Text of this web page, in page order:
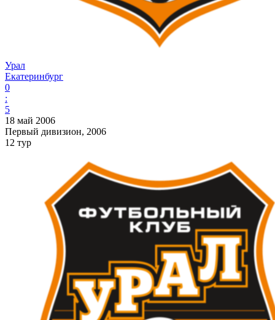
Урал
Екатеринбург
0
:
5
18 май 2006
Первый дивизион, 2006
12 тур